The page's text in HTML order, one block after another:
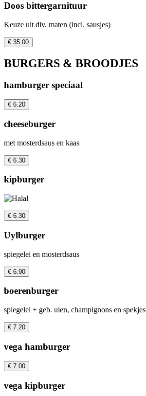
Doos bittergarnituur
Keuze uit div. maten (incl. sausjes)
€ 35.00
BURGERS & BROODJES
hamburger speciaal
€ 6.20
cheeseburger
met mosterdsaus en kaas
€ 6.30
kipburger
€ 6.30
Uylburger
spiegelei en mosterdsaus
€ 6.90
boerenburger
spiegelei + geb. uien, champignons en spekjes
€ 7.20
vega hamburger
€ 7.00
vega kipburger